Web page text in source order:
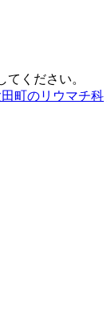
ください。
町のリウマチ科